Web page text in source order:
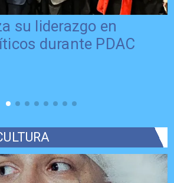
su liderazgo en
durante PDAC